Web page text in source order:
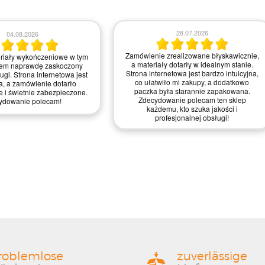
23.07.2026
błyskawicznie,
dotarły w
świetnie zapakowane.
intuicyjna i przyjemna w
ułatwiło mi
wrócę po więcej!
21.07.2026
Zamówienie było proste do zrealizowania,
a strona intuicyjna. Myślę, że mogliby
trochę poprawić szybkość dostawy, ale
ogólnie jestem zadowolony z jakości
materiałów i obsługi – zasługują na
mocne cztery gwiazdki!
zuverlässige